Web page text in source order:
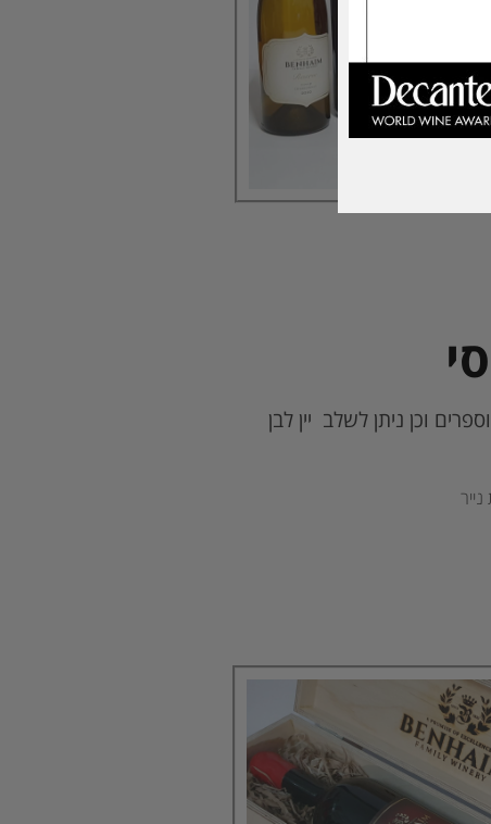
וכן ניתן לשלב יין לבן